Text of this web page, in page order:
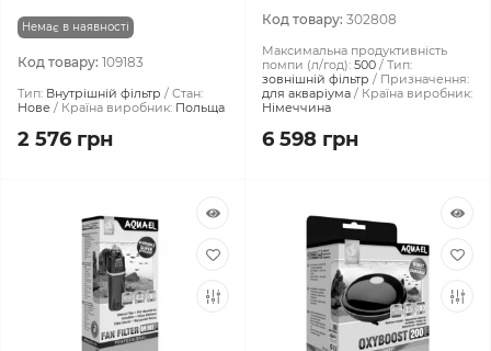
Немає в наявності
Код товару: 109183
Тип: Внутрішній фільтр
Стан:
Нове
Країна виробник: Польща
2 576 грн
Код товару: 302808
Максимальна продуктивність
помпи (л/год): 500
Тип:
зовнішній фільтр
Призначення:
для акваріума
Країна виробник:
Німеччина
6 598 грн